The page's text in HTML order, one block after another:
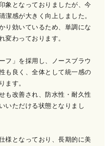
象となっておりましたが、今
潔感が大きく向上しました。
り効いているため、単調にな
変わっております。
フ」を採用し、ノースブラウ
も良く、全体として統一感の
ます。
も改善され、防水性・耐久性
いただける状態となりまし
様となっており、長期的に美